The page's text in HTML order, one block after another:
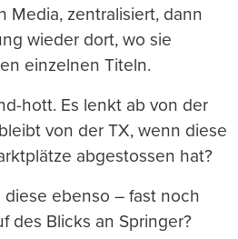
Media, zentralisiert, dann
wieder dort, wo sie
einzelnen Titeln.
hott. Es lenkt ab von der
von der TX, wenn diese
abgestossen hat?
diese ebenso – fast noch
des Blicks an Springer?